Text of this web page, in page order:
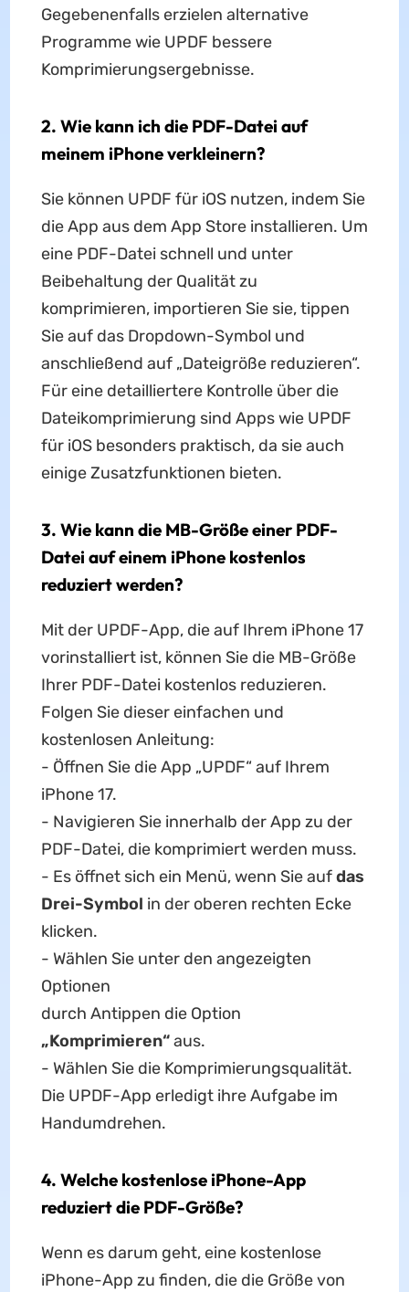
Gegebenenfalls erzielen alternative
Programme wie UPDF bessere
Komprimierungsergebnisse.
2. Wie kann ich die PDF-Datei auf
meinem iPhone verkleinern?
Sie können UPDF für iOS nutzen, indem Sie
die App aus dem App Store installieren. Um
eine PDF-Datei schnell und unter
Beibehaltung der Qualität zu
komprimieren, importieren Sie sie, tippen
Sie auf das Dropdown-Symbol und
anschließend auf „Dateigröße reduzieren“.
Für eine detailliertere Kontrolle über die
Dateikomprimierung sind Apps wie UPDF
für iOS besonders praktisch, da sie auch
einige Zusatzfunktionen bieten.
3. Wie kann die MB-Größe einer PDF-
Datei auf einem iPhone kostenlos
reduziert werden?
Mit der UPDF-App, die auf Ihrem iPhone 17
vorinstalliert ist, können Sie die MB-Größe
Ihrer PDF-Datei kostenlos reduzieren.
Folgen Sie dieser einfachen und
kostenlosen Anleitung:
- Öffnen Sie die App „UPDF“ auf Ihrem
iPhone 17.
- Navigieren Sie innerhalb der App zu der
PDF-Datei, die komprimiert werden muss.
- Es öffnet sich ein Menü, wenn Sie aufdas
Drei-Symbol in der oberen rechten Ecke
klicken.
- Wählen Sie unter den angezeigten
Optionen
durch Antippen die Option
„Komprimieren“aus.
- Wählen Sie die Komprimierungsqualität.
Die UPDF-App erledigt ihre Aufgabe im
Handumdrehen.
4. Welche kostenlose iPhone-App
reduziert die PDF-Größe?
Wenn es darum geht, eine kostenlose
iPhone-App zu finden, die die Größe von